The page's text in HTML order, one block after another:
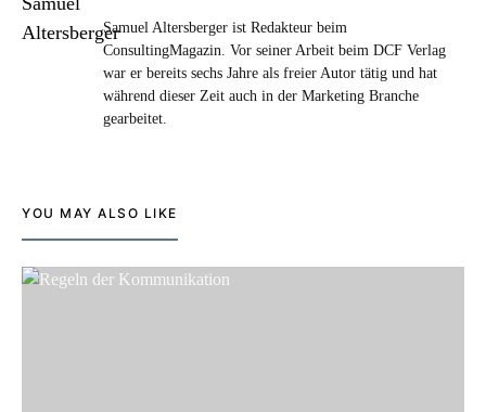
Samuel Altersberger ist Redakteur beim
ConsultingMagazin. Vor seiner Arbeit beim DCF Verlag
war er bereits sechs Jahre als freier Autor tätig und hat
während dieser Zeit auch in der Marketing Branche
gearbeitet.
YOU MAY ALSO LIKE